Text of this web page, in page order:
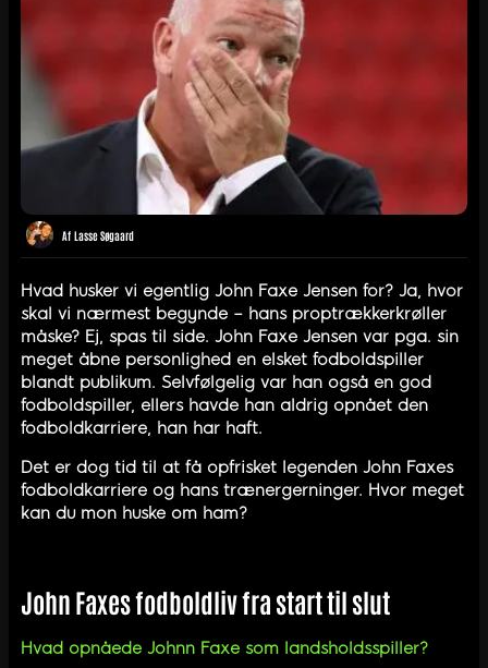
Af Lasse Søgaard
Hvad husker vi egentlig John Faxe Jensen for? Ja, hvor
skal vi nærmest begynde – hans proptrækkerkrøller
måske? Ej, spas til side. John Faxe Jensen var pga. sin
meget åbne personlighed en elsket fodboldspiller
blandt publikum. Selvfølgelig var han også en god
fodboldspiller, ellers havde han aldrig opnået den
fodboldkarriere, han har haft.
Det er dog tid til at få opfrisket legenden John Faxes
fodboldkarriere og hans trænergerninger. Hvor meget
kan du mon huske om ham?
John Faxes fodboldliv fra start til slut
Hvad opnåede Johnn Faxe som landsholdsspiller?